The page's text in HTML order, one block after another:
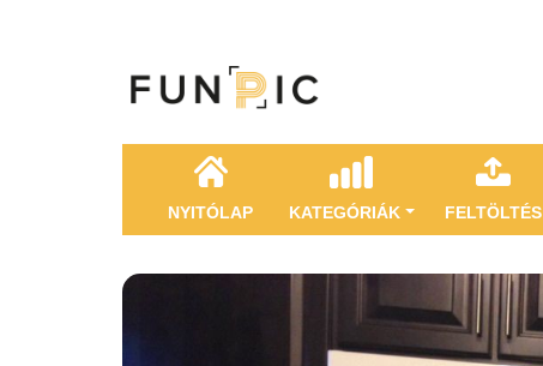
NYITÓLAP KATEGÓRIÁK FELTÖLTÉS